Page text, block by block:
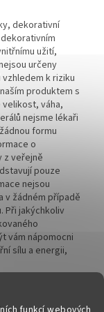
dekorativní
užití,
určeny
k riziku
produktem s
váha,
nejsme lékaři
formu
o
z veřejně
pouze
nejsou
v žádném případě
Při jakýchkoliv
vám nápomocni
sílu a energii,